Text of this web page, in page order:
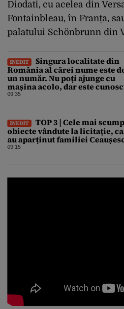
Diodati, cu acelea din
Fontainbleau, în Franța,
palatului Schönbrunn din
INEDIT
Singura localitate din
România al cărei nume este
un număr. Nu poți ajunge cu
mașina acolo, dar este
în lumea întreagă
09:35
INEDIT
TOP 3 | Cele mai
obiecte vândute la licitație,
au aparținut familiei
09:15